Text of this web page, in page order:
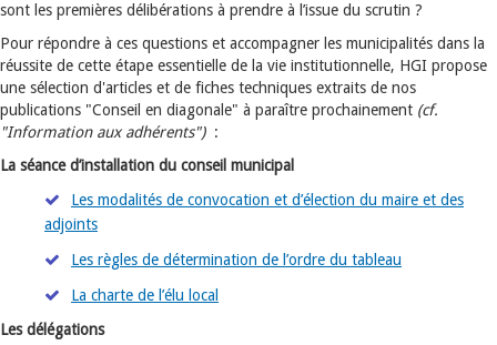
sont les premières délibérations à prendre à l’issue du scrutin ?
Pour répondre à ces questions et accompagner les municipalités dans la
réussite de cette étape essentielle de la vie institutionnelle, HGI propose
une sélection d'articles et de fiches techniques extraits de nos
publications "Conseil en diagonale" à paraître prochainement (cf.
"Information aux adhérents"):
La séance d’installation du conseil municipal
Les modalités de convocation et d’élection du maire et des
adjoints
Les règles de détermination de l’ordre du tableau
La charte de l’élu local
Les délégations